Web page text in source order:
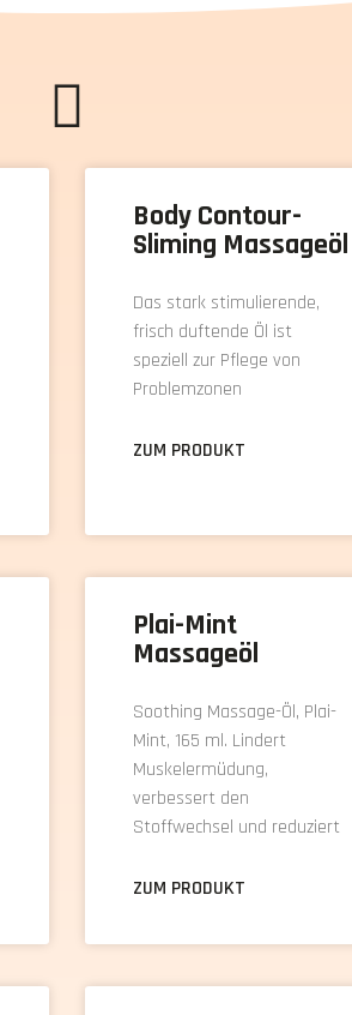
Body Contour-
Sliming Massageöl
Das stark stimulierende,
frisch duftende Öl ist
speziell zur Pflege von
Problemzonen
ZUM PRODUKT
Plai-Mint
Massageöl
Soothing Massage-Öl, Plai-
Mint, 165 ml. Lindert
Muskelermüdung,
verbessert den
Stoffwechsel und reduziert
ZUM PRODUKT